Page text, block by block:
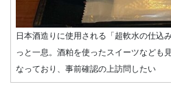
日本酒造りに使用される「超軟水の仕込
っと一息。酒粕を使ったスイーツなども
なっており、事前確認の上訪問したい